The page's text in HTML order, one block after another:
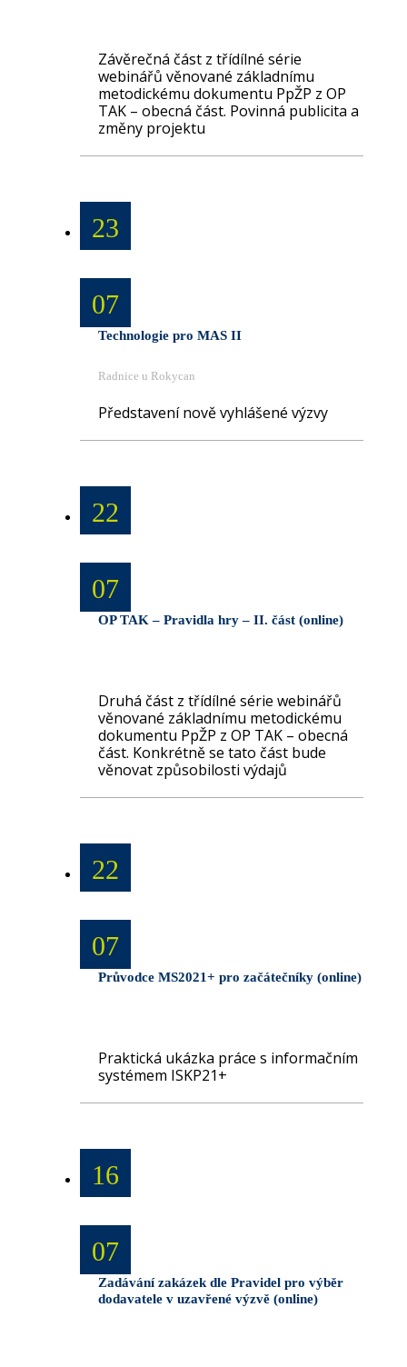
Závěrečná část z třídílné série
webinářů věnované základnímu
metodickému dokumentu PpŽP z OP
TAK – obecná část. Povinná publicita a
změny projektu
23
07
Technologie pro MAS II
Radnice u Rokycan
Představení nově vyhlášené výzvy
22
07
OP TAK – Pravidla hry – II. část (online)
Druhá část z třídílné série webinářů
věnované základnímu metodickému
dokumentu PpŽP z OP TAK – obecná
část. Konkrétně se tato část bude
věnovat způsobilosti výdajů
22
07
Průvodce MS2021+ pro začátečníky (online)
Praktická ukázka práce s informačním
systémem ISKP21+
16
07
Zadávání zakázek dle Pravidel pro výběr
dodavatele v uzavřené výzvě (online)